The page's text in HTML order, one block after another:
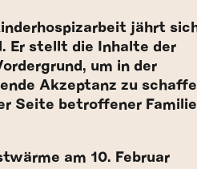
jährt
Er stellt die Inhalte der
um in der
Akzeptanz zu
Seite betroffener
am 10. Februar